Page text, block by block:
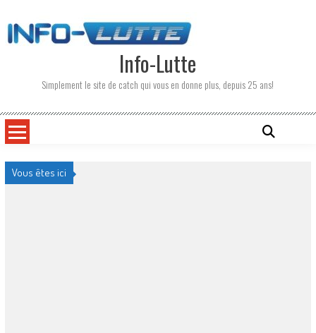
to
content
Info-Lutte
Simplement le site de catch qui vous en donne plus, depuis 25 ans!
Vous êtes ici